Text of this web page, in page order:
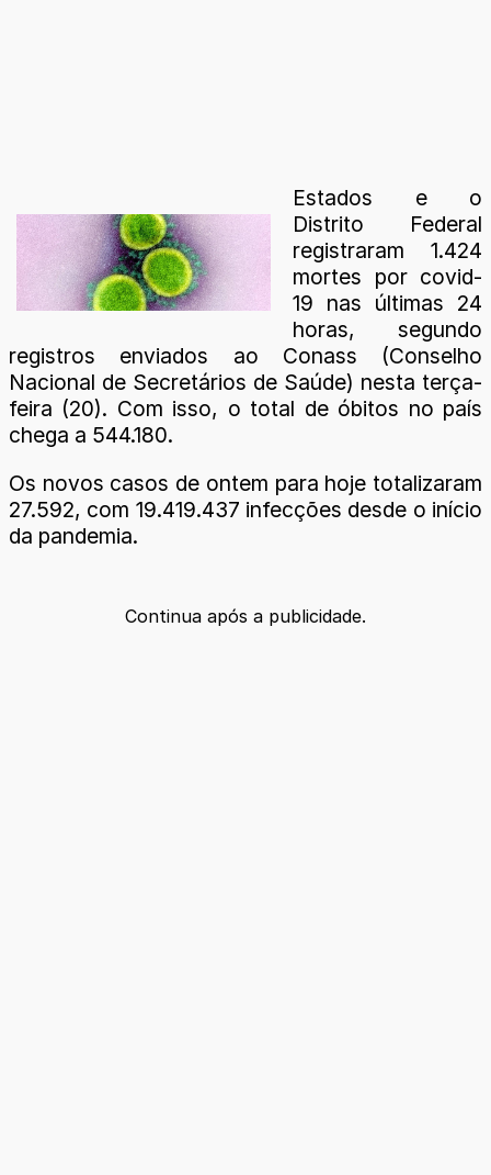
Estados e o
Distrito Federal
registraram 1.424
mortes por covid-
19 nas últimas 24
horas, segundo
registros enviados ao Conass (Conselho
Nacional de Secretários de Saúde) nesta terça-
feira (20). Com isso, o total de óbitos no país
chega a 544.180.
Os novos casos de ontem para hoje totalizaram
27.592, com 19.419.437 infecções desde o início
da pandemia.
Continua após a publicidade.